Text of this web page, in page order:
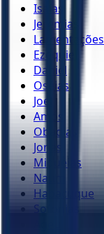
Isaías
Jeremias
Ezequiel
Daniel
Oséias
Joel
Amós
Obadias
Jonas
Miquéias
Naum
Habacuque
Sofonias